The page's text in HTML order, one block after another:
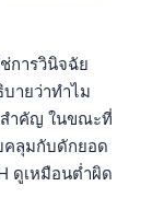
การวินิจฉัย
บายว่าทำไม
สำคัญ ในขณะที่
ลุมกับดักยอด
ดูเหมือนต่ำผิด